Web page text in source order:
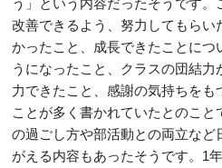
改善できるよう、努力してもらい
かったこと、成長できたことにつ
うになったこと、クラスの団結
力できたこと、感謝の気持ちをも
ことが多く書かれていたとのこ
の過ごし方や部活動との両立な
がえる内容もあったそうです。1